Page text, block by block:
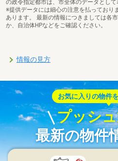
の政令指定都市は、市全体のデータとして
※提供データには細心の注意を払っており
あります。 最新の情報につきましては各
か、自治体HPなどをご確認ください。
情報の見方
お気に入りの物件
プッシ
最新の物件